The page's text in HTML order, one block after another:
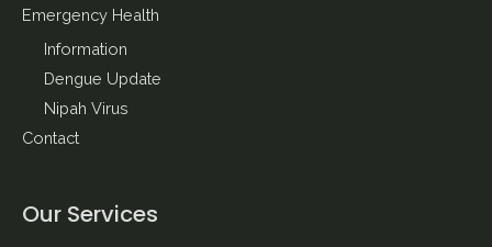
Emergency Health
Information
Dengue Update
Nipah Virus
Contact
Our Services